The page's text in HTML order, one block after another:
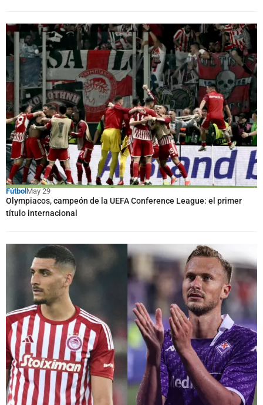
Fútbol May 29
Olympiacos, campeón de la UEFA Conference League: el primer
título internacional